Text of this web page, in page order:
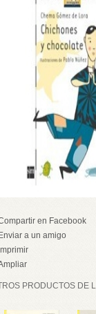
en Facebook
Enviar a un amigo
Imprimir
PRODUCTOS DE